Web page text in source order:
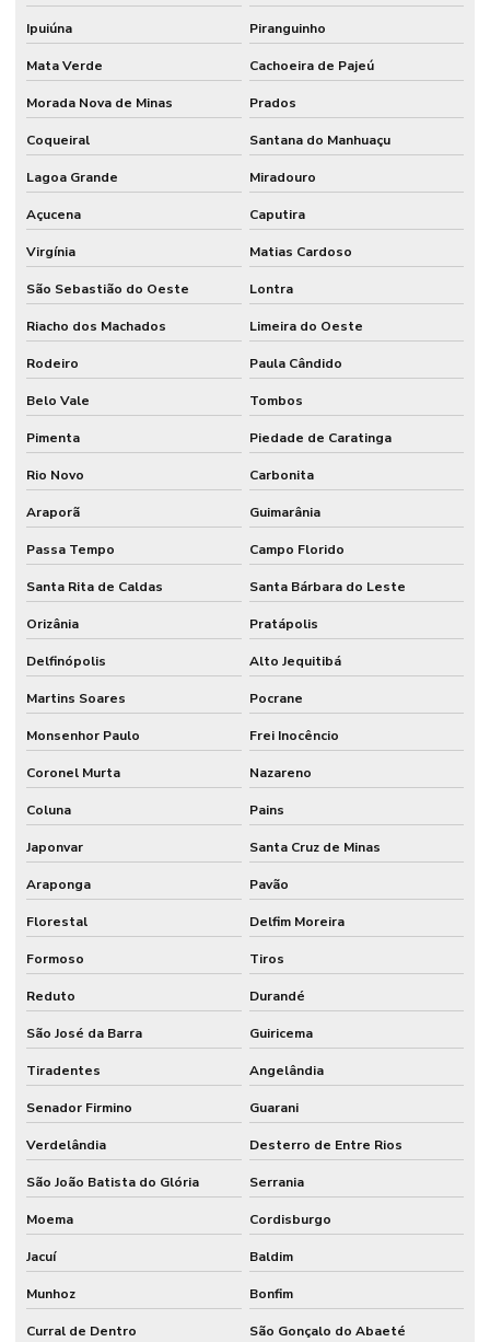
Ipuiúna Piranguinho
Mata Verde Cachoeira de Pajeú
Morada Nova de Minas Prados
Coqueiral Santana do Manhuaçu
Lagoa Grande Miradouro
Açucena Caputira
Virgínia Matias Cardoso
São Sebastião do Oeste Lontra
Riacho dos Machados Limeira do Oeste
Rodeiro Paula Cândido
Belo Vale Tombos
Pimenta Piedade de Caratinga
Rio Novo Carbonita
Araporã Guimarânia
Passa Tempo Campo Florido
Santa Rita de Caldas Santa Bárbara do Leste
Orizânia Pratápolis
Delfinópolis Alto Jequitibá
Martins Soares Pocrane
Monsenhor Paulo Frei Inocêncio
Coronel Murta Nazareno
Coluna Pains
Japonvar Santa Cruz de Minas
Araponga Pavão
Florestal Delfim Moreira
Formoso Tiros
Reduto Durandé
São José da Barra Guiricema
Tiradentes Angelândia
Senador Firmino Guarani
Verdelândia Desterro de Entre Rios
São João Batista do Glória Serrania
Moema Cordisburgo
Jacuí Baldim
Munhoz Bonfim
Curral de Dentro São Gonçalo do Abaeté